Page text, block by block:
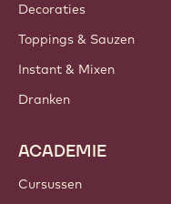
Decoraties
Toppings & Sauzen
Instant & Mixen
Dranken
ACADEMIE
Cursussen